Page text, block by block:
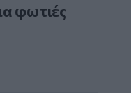
φωτιές